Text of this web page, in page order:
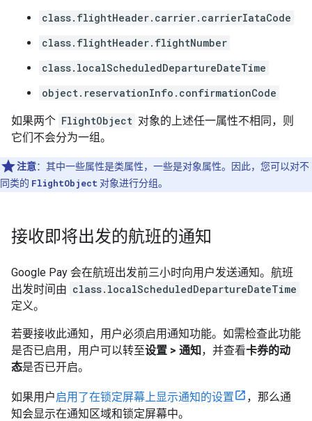
class.flightHeader.carrier.carrierIataCode
class.flightHeader.flightNumber
class.localScheduledDepartureDateTime
object.reservationInfo.confirmationCode
如果两个 FlightObject 对象的上述任一属性不相同，则
它们不会分为一组。
注意：其中一些属性是类属性，一些是对象属性。因此，您可以对不
同类的 FlightObject 对象进行分组。
接收即将出发的航班的通知
Google Pay 会在航班出发前三小时向用户发送通知。航班
出发时间由 class.localScheduledDepartureDateTime
定义。
若要接收此通知，用户必须启用通知功能。如需检查此功能
是否已启用，用户可以转至设置 > 通知，并查看卡券的动
态是否已开启。
如果用户启用了在锁定屏幕上显示通知的设置
，那么通
知会显示在通知区域和锁定屏幕中。